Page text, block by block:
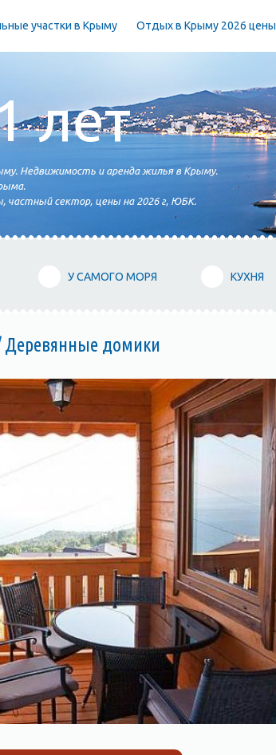
участки в Крыму Отдых в Крыму 2026 цены
лет
Недвижимость и аренда жилья в Крыму.
сектор, цены на 2026 г, ЮБК.
У САМОГО МОРЯ КУХНЯ
Деревянные домики